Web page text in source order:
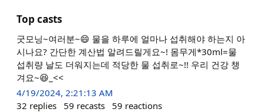
Top casts
굿모닝~여러분~😄 물을 하루에 얼마나 섭취해야 하는지 아
시나요? 간단한 계산법 알려드릴게요~! 몸무게*30ml=물
섭취량 날도 더워지는데 적당한 물 섭취로~!! 우리 건강 챙
겨요~😆_<<
4/19/2024, 2:21:13 AM
32 replies 59 recasts 59 reactions